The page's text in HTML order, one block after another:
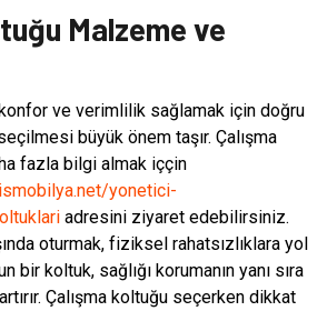
Malzeme ve
konfor ve verimlilik sağlamak için doğru
büyük önem taşır. Çalışma
fazla bilgi almak iççin
yonetici-
adresini ziyaret edebilirsiniz.
oturmak, fiziksel rahatsızlıklara yol
bir koltuk, sağlığı korumanın yanı sıra
Çalışma koltuğu seçerken dikkat